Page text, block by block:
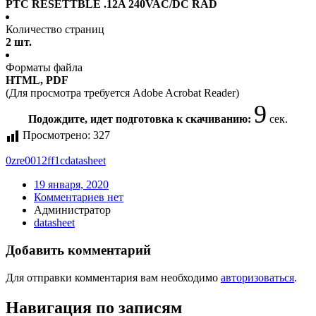
PTC RESETTBLE .12A 240VAC/DC RAD
Количество страниц
2 шт.
Форматы файла
HTML, PDF
(Для просмотра требуется Adobe Acrobat Reader)
Подождите, идет подготовка к скачиванию: 9 сек.
Просмотрено: 327
0zre0012ff1cdatasheet
19 января, 2020
Комментариев нет
Администратор
datasheet
Добавить комментарий
Для отправки комментария вам необходимо авторизоваться.
Навигация по записям